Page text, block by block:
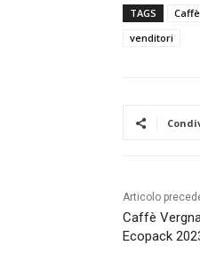
TAGS Caffè
venditori
Articolo
Caffè
Ecopack